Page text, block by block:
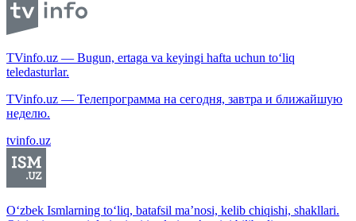
TVinfo.uz — Bugun, ertaga va keyingi hafta uchun to‘liq
teledasturlar.
TVinfo.uz — Телепрограмма на сегодня, завтра и ближайшую
неделю.
tvinfo.uz
O‘zbek Ismlarning to‘liq, batafsil ma’nosi, kelib chiqishi, shakllari.